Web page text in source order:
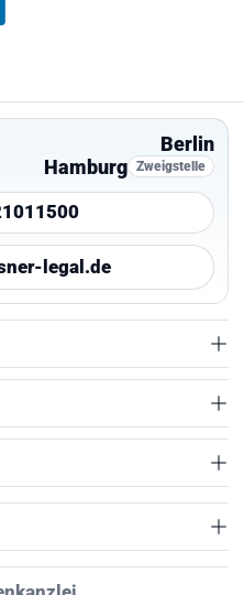
Berlin
Hamburg Zweigstelle
legal.de